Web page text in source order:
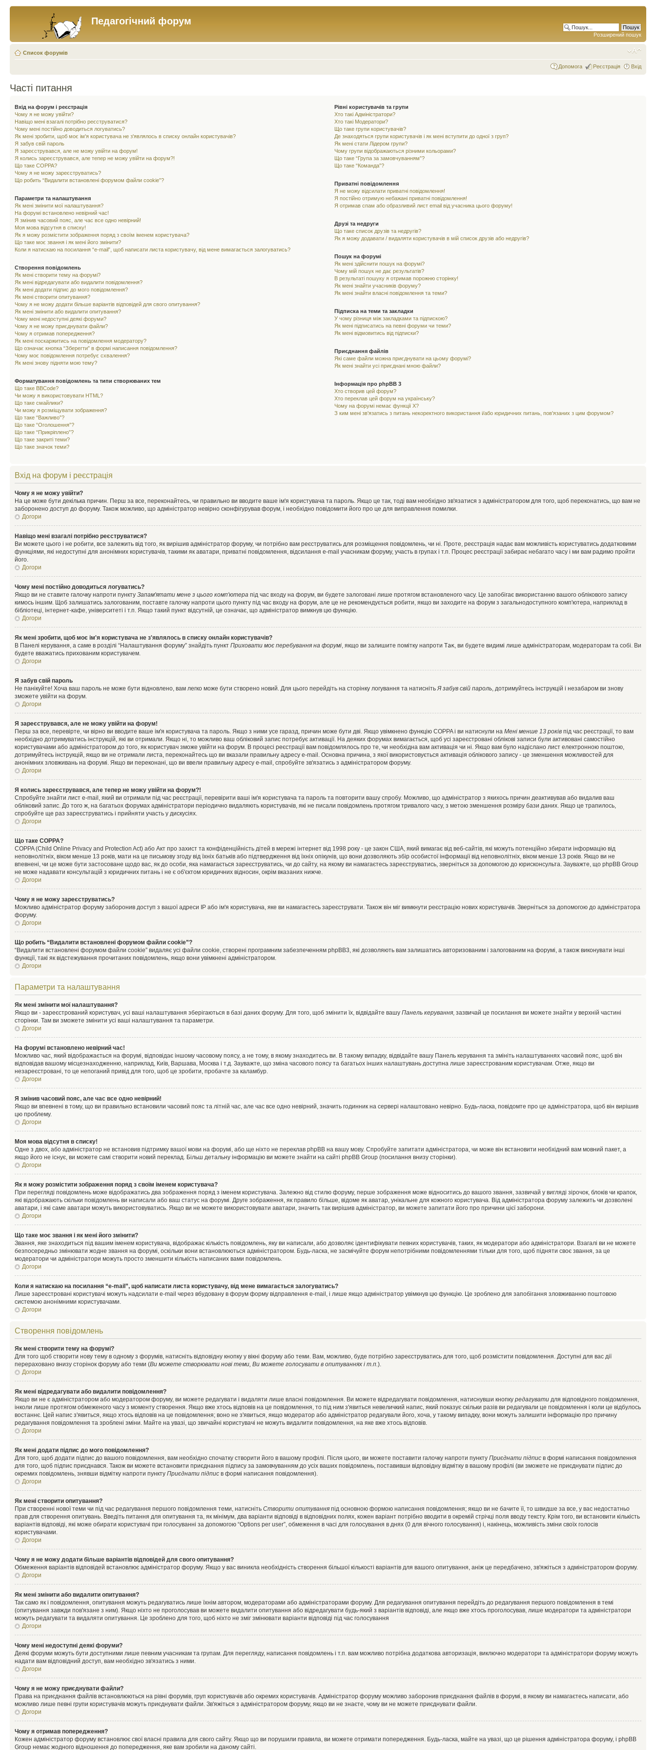
Педагогічний форум
Розширений пошук
Список форумів
Допомога Реєстрація Вхід
Часті питання
Вхід на форум і реєстрація
Чому я не можу увійти?
Навіщо мені взагалі потрібно реєструватися?
Чому мені постійно доводиться логуватись?
Як мені зробити, щоб моє ім'я користувача не з'являлось в списку онлайн користувачів?
Я забув свій пароль
Я зареєструвався, але не можу увійти на форум!
Я колись зареєструвався, але тепер не можу увійти на форум?!
Що таке COPPA?
Чому я не можу зареєструватись?
Що робить “Видалити встановлені форумом файли cookie”?
Параметри та налаштування
Як мені змінити мої налаштування?
На форумі встановлено невірний час!
Я змінив часовий пояс, але час все одно невірний!
Моя мова відсутня в списку!
Як я можу розмістити зображення поряд з своїм іменем користувача?
Що таке моє звання і як мені його змінити?
Коли я натискаю на посилання “e-mail”, щоб написати листа користувачу, від мене вимагається залогуватись?
Створення повідомлень
Як мені створити тему на форумі?
Як мені відредагувати або видалити повідомлення?
Як мені додати підпис до мого повідомлення?
Як мені створити опитування?
Чому я не можу додати більше варіантів відповідей для свого опитування?
Як мені змінити або видалити опитування?
Чому мені недоступні деякі форуми?
Чому я не можу приєднувати файли?
Чому я отримав попередження?
Як мені поскаржитись на повідомлення модератору?
Що означає кнопка “Зберегти” в формі написання повідомлення?
Чому моє повідомлення потребує схвалення?
Як мені знову підняти мою тему?
Форматування повідомлень та типи створюваних тем
Що таке BBCode?
Чи можу я використовувати HTML?
Що таке смайлики?
Чи можу я розміщувати зображення?
Що таке “Важливо”?
Що таке “Оголошення”?
Що таке “Прикріплено”?
Що таке закриті теми?
Що таке значок теми?
Рівні користувачів та групи
Хто такі Адміністратори?
Хто такі Модератори?
Що таке групи користувачів?
Де знаходяться групи користувачів і як мені вступити до одної з груп?
Як мені стати Лідером групи?
Чому групи відображаються різними кольорами?
Що таке “Група за замовчуванням”?
Що таке “Команда”?
Приватні повідомлення
Я не можу відсилати приватні повідомлення!
Я постійно отримую небажані приватні повідомлення!
Я отримав спам або образливий лист email від учасника цього форуму!
Друзі та недруги
Що таке список друзів та недругів?
Як я можу додавати / видаляти користувачів в мій список друзів або недругів?
Пошук на форумі
Як мені здійснити пошук на форумі?
Чому мій пошук не дає результатів?
В результаті пошуку я отримав порожню сторінку!
Як мені знайти учасників форуму?
Як мені знайти власні повідомлення та теми?
Підписка на теми та закладки
У чому різниця між закладками та підпискою?
Як мені підписатись на певні форуми чи теми?
Як мені відмовитись від підписки?
Приєднання файлів
Які саме файли можна приєднувати на цьому форумі?
Як мені знайти усі приєднані мною файли?
Інформація про phpBB 3
Хто створив цей форум?
Хто переклав цей форум на українську?
Чому на форумі немає функції X?
З ким мені зв'язатись з питань некоректного використання і/або юридичних питань, пов'язаних з цим форумом?
Вхід на форум і реєстрація
Чому я не можу увійти?
На це може бути декілька причин. Перш за все, переконайтесь, чи правильно ви вводите ваше ім'я користувача та пароль. Якщо це так, тоді вам необхідно зв'язатися з адміністратором для того, щоб переконатись, що вам не
заборонено доступ до форуму. Також можливо, що адміністратор невірно сконфігурував форум, і необхідно повідомити його про це для виправлення помилки.
Догори
Навіщо мені взагалі потрібно реєструватися?
Ви можете цього і не робити, все залежить від того, як вирішив адміністратор форуму, чи потрібно вам реєструватись для розміщення повідомлень, чи ні. Проте, реєстрація надає вам можливість користуватись додатковими
функціями, які недоступні для анонімних користувачів, такими як аватари, приватні повідомлення, відсилання e-mail учасникам форуму, участь в групах і т.п. Процес реєстрації забирає небагато часу і ми вам радимо пройти
його.
Догори
Чому мені постійно доводиться логуватись?
Якщо ви не ставите галочку напроти пункту Запам'ятати мене з цього комп'ютера під час входу на форум, ви будете залоговані лише протягом встановленого часу. Це запобігає використанню вашого облікового запису
кимось іншим. Щоб залишатись залогованим, поставте галочку напроти цього пункту під час входу на форум, але це не рекомендується робити, якщо ви заходите на форум з загальнодоступного комп'ютера, наприклад в
бібліотеці, інтернет-кафе, університеті і т.п. Якщо такий пункт відсутній, це означає, що адміністратор вимкнув цю функцію.
Догори
Як мені зробити, щоб моє ім'я користувача не з'являлось в списку онлайн користувачів?
В Панелі керування, а саме в розділі “Налаштування форуму” знайдіть пункт Приховати моє перебування на форумі, якщо ви залишите помітку напроти Так, ви будете видимі лише адміністраторам, модераторам та собі. Ви
будете вважатись прихованим користувачем.
Догори
Я забув свій пароль
Не панікуйте! Хоча ваш пароль не може бути відновлено, вам легко може бути створено новий. Для цього перейдіть на сторінку логування та натиснітьЯ забув свій пароль, дотримуйтесь інструкцій і незабаром ви знову
зможете увійти на форум.
Догори
Я зареєструвався, але не можу увійти на форум!
Перш за все, перевірте, чи вірно ви вводите ваше ім'я користувача та пароль. Якщо з ними усе гаразд, причин може бути дві. Якщо увімкнено функцію COPPA і ви натиснули на Мені менше 13 років під час реєстрації, то вам
необхідно дотримуватись інструкцій, які ви отримали. Якщо ні, то можливо ваш обліковий запис потребує активації. На деяких форумах вимагається, щоб усі зареєстровані облікові записи були активовані самостійно
користувачами або адміністратором до того, як користувач зможе увійти на форум. В процесі реєстрації вам повідомлялось про те, чи необхідна вам активація чи ні. Якщо вам було надіслано лист електронною поштою,
дотримуйтесь інструкцій, якщо ви не отримали листа, переконайтесь що ви вказали правильну адресу e-mail. Основна причина, з якої використовується активація облікового запису - це зменшення можливостей для
анонімних зловживань на форумі. Якщо ви переконані, що ви ввели правильну адресу e-mail, спробуйте зв'язатись з адміністратором форуму.
Догори
Я колись зареєструвався, але тепер не можу увійти на форум?!
Спробуйте знайти лист e-mail, який ви отримали під час реєстрації, перевірити ваші ім'я користувача та пароль та повторити вашу спробу. Можливо, що адміністратор з якихось причин деактивував або видалив ваш
обліковий запис. До того ж, на багатьох форумах адміністратори періодично видаляють користувачів, які не писали повідомлень протягом тривалого часу, з метою зменшення розміру бази даних. Якщо це трапилось,
спробуйте ще раз зареєструватись і прийняти участь у дискусіях.
Догори
Що таке COPPA?
COPPA (Child Online Privacy and Protection Act) або Акт про захист та конфіденційність дітей в мережі інтернет від 1998 року - це закон США, який вимагає від веб-сайтів, які можуть потенційно збирати інформацію від
неповнолітніх, віком менше 13 років, мати на це письмову згоду від їхніх батьків або підтвердження від їхніх опікунів, що вони дозволяють збір особистої інформації від неповнолітніх, віком менше 13 років. Якщо ви не
впевнені, чи це може бути застосоване щодо вас, як до особи, яка намагається зареєструватись, чи до сайту, на якому ви намагаєтесь зареєструватись, зверніться за допомогою до юрисконсульта. Зауважте, що phpBB Group
не може надавати консультацій з юридичних питань і не є об'єктом юридичних відносин, окрім вказаних нижче.
Догори
Чому я не можу зареєструватись?
Можливо адміністратор форуму заборонив доступ з вашої адреси IP або ім'я користувача, яке ви намагаєтесь зареєструвати. Також він міг вимкнути реєстрацію нових користувачів. Зверніться за допомогою до адміністратора
форуму.
Догори
Що робить “Видалити встановлені форумом файли cookie”?
“Видалити встановлені форумом файли cookie” видаляє усі файли cookie, створені програмним забезпеченням phpBB3, які дозволяють вам залишатись авторизованим і залогованим на форумі, а також виконувати інші
функції, такі як відстежування прочитаних повідомлень, якщо вони увімкнені адміністратором.
Догори
Параметри та налаштування
Як мені змінити мої налаштування?
Якщо ви - зареєстрований користувач, усі ваші налаштування зберігаються в базі даних форуму. Для того, щоб змінити їх, відвідайте вашу Панель керування, зазвичай це посилання ви можете знайти у верхній частині
сторінки. Там ви зможете змінити усі ваші налаштування та параметри.
Догори
На форумі встановлено невірний час!
Можливо час, який відображається на форумі, відповідає іншому часовому поясу, а не тому, в якому знаходитесь ви. В такому випадку, відвідайте вашу Панель керування та змініть налаштуваннях часовий пояс, щоб він
відповідав вашому місцезнаходженню, наприклад, Київ, Варшава, Москва і т.д. Зауважте, що зміна часового поясу та багатьох інших налаштувань доступна лише зареєстрованим користувачам. Отже, якщо ви
незареєстровані, то це непоганий привід для того, щоб це зробити, пробачте за каламбур.
Догори
Я змінив часовий пояс, але час все одно невірний!
Якщо ви впевнені в тому, що ви правильно встановили часовий пояс та літній час, але час все одно невірний, значить годинник на сервері налаштовано невірно. Будь-ласка, повідомте про це адміністратора, щоб він вирішив
цю проблему.
Догори
Моя мова відсутня в списку!
Одне з двох, або адміністратор не встановив підтримку вашої мови на форумі, або ще ніхто не переклав phpBB на вашу мову. Спробуйте запитати адміністратора, чи може він встановити необхідний вам мовний пакет, а
якщо його не існує, ви можете самі створити новий переклад. Більш детальну інформацію ви можете знайти на сайті phpBB Group (посилання внизу сторінки).
Догори
Як я можу розмістити зображення поряд з своїм іменем користувача?
При перегляді повідомлень може відображатись два зображення поряд з іменем користувача. Залежно від стилю форуму, перше зображення може відноситись до вашого звання, зазвичай у вигляді зірочок, блоків чи крапок,
які відображають скільки повідомлень ви написали або ваш статус на форумі. Друге зображення, як правило більше, відоме як аватар, унікальне для кожного користувача. Від адміністратора форуму залежить чи дозволені
аватари, і які саме аватари можуть використовуватись. Якщо ви не можете використовувати аватари, значить так вирішив адміністратор, ви можете запитати його про причини цієї заборони.
Догори
Що таке моє звання і як мені його змінити?
Звання, яке знаходиться під вашим іменем користувача, відображає кількість повідомлень, яку ви написали, або дозволяє ідентифікувати певних користувачів, таких, як модератори або адміністратори. Взагалі ви не можете
безпосередньо змінювати жодне звання на форумі, оскільки вони встановлюються адміністратором. Будь-ласка, не засмічуйте форум непотрібними повідомленнями тільки для того, щоб підняти своє звання, за це
модератори чи адміністратори можуть просто зменшити кількість написаних вами повідомлень.
Догори
Коли я натискаю на посилання “e-mail”, щоб написати листа користувачу, від мене вимагається залогуватись?
Лише зареєстровані користувачі можуть надсилати e-mail через вбудовану в форум форму відправлення e-mail, і лише якщо адміністратор увімкнув цю функцію. Це зроблено для запобігання зловживанню поштовою
системою анонімними користувачами.
Догори
Створення повідомлень
Як мені створити тему на форумі?
Для того щоб створити нову тему в одному з форумів, натисніть відповідну кнопку у вікні форуму або теми. Вам, можливо, буде потрібно зареєструватись для того, щоб розмістити повідомлення. Доступні для вас дії
перераховано внизу сторінок форуму або теми (Ви можете створювати нові теми, Ви можете голосувати в опитуваннях і т.п.).
Догори
Як мені відредагувати або видалити повідомлення?
Якщо ви не є адміністратором або модератором форуму, ви можете редагувати і видаляти лише власні повідомлення. Ви можете відредагувати повідомлення, натиснувши кнопку редагувати для відповідного повідомлення,
інколи лише протягом обмеженого часу з моменту створення. Якщо вже хтось відповів на це повідомлення, то під ним з'явиться невеличкий напис, який показує скільки разів ви редагували це повідомлення і коли це відбулось
востаннє. Цей напис з'явиться, якщо хтось відповів на це повідомлення; воно не з'явиться, якщо модератор або адміністратор редагували його, хоча, у такому випадку, вони можуть залишити інформацію про причину
редагування повідомлення та зроблені зміни. Майте на увазі, що звичайні користувачі не можуть видалити повідомлення, на яке вже хтось відповів.
Догори
Як мені додати підпис до мого повідомлення?
Для того, щоб додати підпис до вашого повідомлення, вам необхідно спочатку створити його в вашому профілі. Після цього, ви можете поставити галочку напроти пункту Приєднати підпис в формі написання повідомлення
для того, щоб підпис приєднався. Також ви можете встановити приєднання підпису за замовчуванням до усіх ваших повідомлень, поставивши відповідну відмітку в вашому профілі (ви зможете не приєднувати підпис до
окремих повідомлень, знявши відмітку напроти пункту Приєднати підпис в формі написання повідомлення).
Догори
Як мені створити опитування?
При створенні нової теми чи під час редагування першого повідомлення теми, натисніть Створити опитування під основною формою написання повідомлення; якщо ви не бачите її, то швидше за все, у вас недостатньо
прав для створення опитувань. Введіть питання для опитування та, як мінімум, два варіанти відповіді в відповідних полях, кожен варіант потрібно вводити в окремій стрічці поля вводу тексту. Крім того, ви встановити кількість
варіантів відповіді, які може обирати користувачі при голосуванні за допомогою “Options per user”, обмеження в часі для голосування в днях (0 для вічного голосування) і, накінець, можливість зміни своїх голосів
користувачами.
Догори
Чому я не можу додати більше варіантів відповідей для свого опитування?
Обмеження варіантів відповідей встановлює адміністратор форуму. Якщо у вас виникла необхідність створення більшої кількості варіантів для вашого опитування, аніж це передбачено, зв'яжіться з адміністратором форуму.
Догори
Як мені змінити або видалити опитування?
Так само як і повідомлення, опитування можуть редагуватись лише їхнім автором, модераторами або адміністраторами форуму. Для редагування опитування перейдіть до редагування першого повідомлення в темі
(опитування завжди пов'язане з ним). Якщо ніхто не проголосував ви можете видалити опитування або відредагувати будь-який з варіантів відповіді, але якщо вже хтось проголосував, лише модератори та адміністратори
можуть редагувати та видаляти опитування. Це зроблено для того, щоб ніхто не зміг змінювати варіанти відповіді під час голосування
Догори
Чому мені недоступні деякі форуми?
Деякі форуми можуть бути доступними лише певним учасникам та групам. Для перегляду, написання повідомлень і т.п. вам можливо потрібна додаткова авторизація, виключно модератори та адміністратори форуму можуть
надати вам відповідний доступ, вам необхідно зв'язатись з ними.
Догори
Чому я не можу приєднувати файли?
Права на приєднання файлів встановлюються на рівні форумів, груп користувачів або окремих користувачів. Адміністратор форуму можливо заборонив приєднання файлів в форумі, в якому ви намагаєтесь написати, або
можливо лише певні групи користувачів можуть приєднувати файли. Зв'яжіться з адміністратором форуму, якщо ви не знаєте, чому ви не можете приєднувати файли.
Догори
Чому я отримав попередження?
Кожен адміністратор форуму встановлює свої власні правила для свого сайту. Якщо що ви порушили правила, ви можете отримати попередження. Будь-ласка, майте на увазі, що це рішення адміністратора форуму, і phpBB
Group немає жодного відношення до попередження, яке вам зробили на даному сайті.